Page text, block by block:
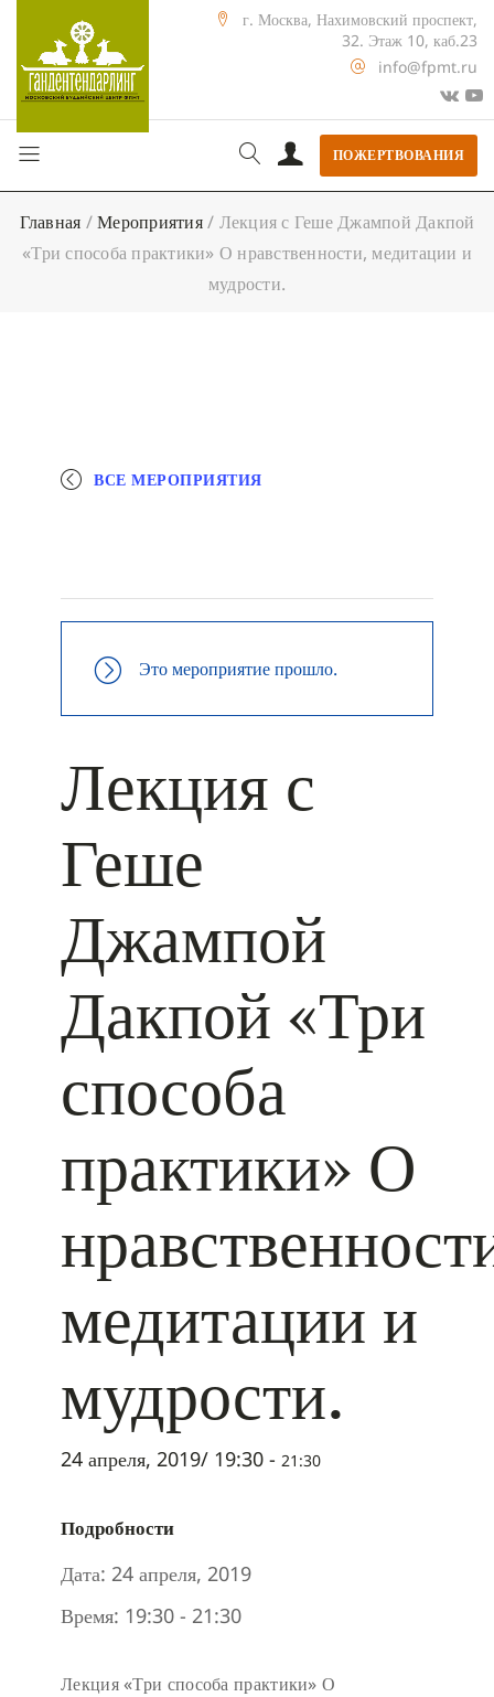
г. Москва, Нахимовский проспект,
32. Этаж 10, каб.23
info@fpmt.ru
ПОЖЕРТВОВАНИЯ
Главная /Мероприятия/ Лекция с Геше Джампой Дакпой
«Три способа практики» О нравственности, медитации и
мудрости.
ВСЕ МЕРОПРИЯТИЯ
Это мероприятие прошло.
Лекция с
Геше
Джампой
Дакпой «Три
способа
практики» О
медитации и
мудрости.
24 апреля, 2019/ 19:30 - 21:30
Подробности
Дата: 24 апреля, 2019
Время: 19:30 - 21:30
Лекция «Три способа практики» О